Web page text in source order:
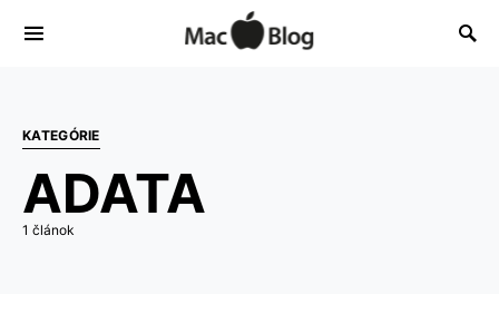
KATEGÓRIE
ADATA
1 článok